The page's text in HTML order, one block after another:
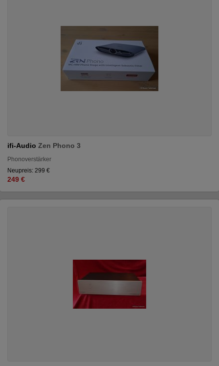
ifi-Audio Zen Phono 3
Phonoverstärker
Neupreis: 299 €
249 €